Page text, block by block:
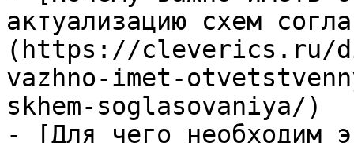
актуализацию схем
(https://cleverics.ru/
vazhno-imet-
skhem-soglasovaniya/)
- [Для чего необходим